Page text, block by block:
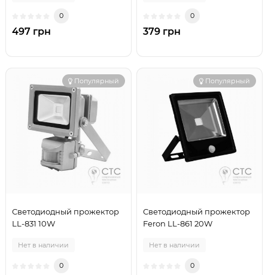
0
497 грн
0
379 грн
Популярный
Светодиодный прожектор
LL-831 10W
Нет в наличии
0
Популярный
Светодиодный прожектор
Feron LL-861 20W
Нет в наличии
0